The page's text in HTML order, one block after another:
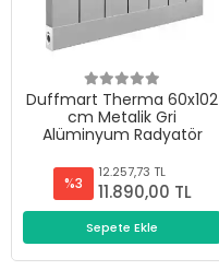
Duffmart Therma 60x102
cm Metalik Gri
Alüminyum Radyatör
%3
12.257,73 TL
11.890,00 TL
Sepete Ekle